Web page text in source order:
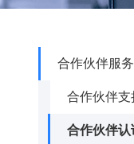
合作伙伴服务
合作伙伴支
合作伙伴认